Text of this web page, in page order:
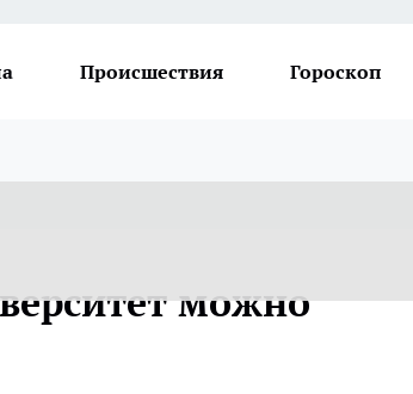
Происшествия Гороскоп
можно